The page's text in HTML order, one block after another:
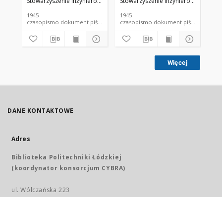
1945
czasopismo dokument piśmienniczy
1945
czasopismo dokument piśmienniczy
Więcej
DANE KONTAKTOWE
Adres
Biblioteka Politechniki Łódzkiej
(koordynator konsorcjum CYBRA)
ul. Wólczańska 223